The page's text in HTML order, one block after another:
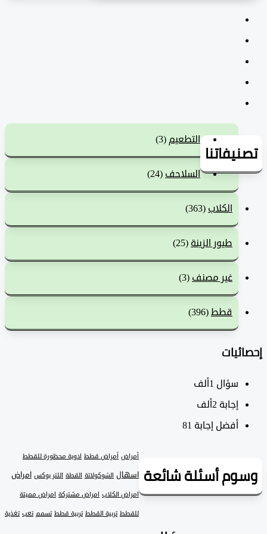
التطعيم(3)
السلاحف(24)
الكلاب(363)
طيور الزينة (25)
غير مصنف(3)
قطط (396)
سؤال1ألف
‫إجابة 2ألف
أفضل إجابة 81
أسئلة شائعة
أمراض قطط ادوية محظورة للقطط
اسهال الشوكولاتة القطة اللتر بوكس امراض
امراض الكلاب امراض مشتركة امراض مميتة
تربية القطط تربية قطط تسمم تعب تغذية